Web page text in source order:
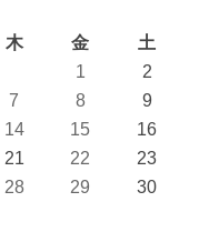
木 金 土
1
2
7 8
9
14 15
16
21 22
23
28 29
30